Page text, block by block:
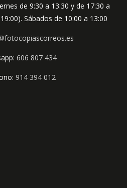
de 9:30 a 13:30 y de 17:30 a
Sábados de 10:00 a 13:00
606 807 434
914 394 012